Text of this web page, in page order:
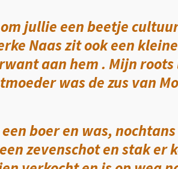
jullie een beetje
Naas zit ook een
aan hem . Mijn roots
was de zus van
boer en was,
zevenschot en stak er